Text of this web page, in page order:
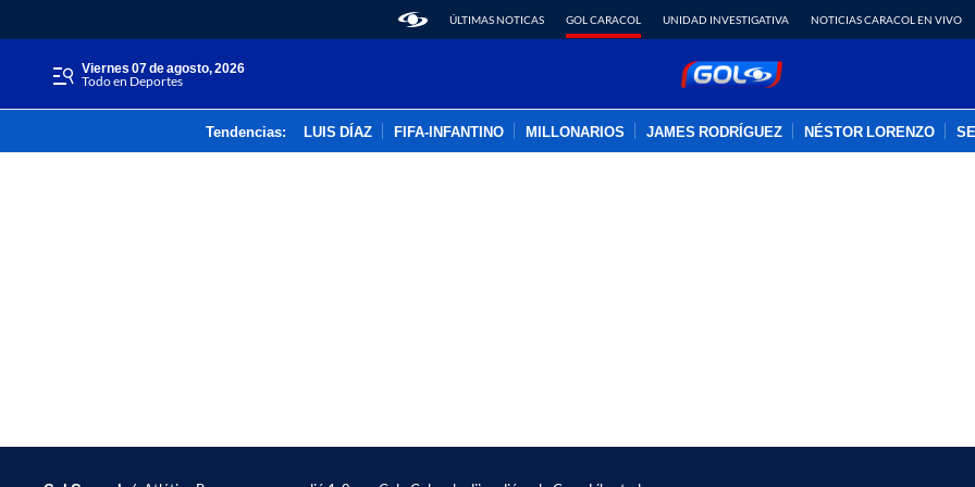
ÚLTIMAS NOTICAS GOL CARACOL UNIDAD INVESTIGATIVA NOTICIAS CARACOL EN VIVO
viernes 07 de agosto, 2026
Todo en Deportes
Tendencias: LUIS DÍAZ FIFA-INFANTINO MILLONARIOS JAMES RODRÍGUEZ NÉSTOR LORENZO